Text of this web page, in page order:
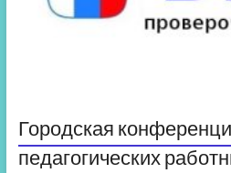
Городская
педагогических